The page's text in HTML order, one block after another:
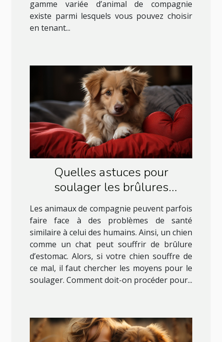
gamme variée d’animal de compagnie
existe parmi lesquels vous pouvez choisir
en tenant...
Quelles astuces pour
soulager les brûlures
d’estomac chez un chien ?
Les animaux de compagnie peuvent parfois
faire face à des problèmes de santé
similaire à celui des humains. Ainsi, un chien
comme un chat peut souffrir de brûlure
d’estomac. Alors, si votre chien souffre de
ce mal, il faut chercher les moyens pour le
soulager. Comment doit-on procéder pour...